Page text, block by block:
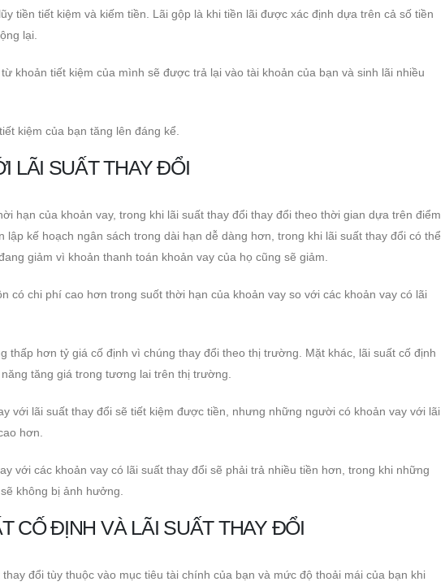
tiền tiết kiệm và kiếm tiền. Lãi gộp là khi tiền lãi được xác định dựa trên cả số tiền
lại.
khoản tiết kiệm của mình sẽ được trả lại vào tài khoản của bạn và sinh lãi nhiều
kiệm của bạn tăng lên đáng kể.
LÃI SUẤT THAY ĐỔI
hạn của khoản vay, trong khi lãi suất thay đổi thay đổi theo thời gian dựa trên điểm
lập kế hoạch ngân sách trong dài hạn dễ dàng hơn, trong khi lãi suất thay đổi có thể
giảm vì khoản thanh toán khoản vay của họ cũng sẽ giảm.
có chi phí cao hơn trong suốt thời hạn của khoản vay so với các khoản vay có lãi
thấp hơn tỷ giá cố định vì chúng thay đổi theo thị trường. Mặt khác, lãi suất cố định
tăng giá trong tương lai trên thị trường.
với lãi suất thay đổi sẽ tiết kiệm được tiền, nhưng những người có khoản vay với lãi
hơn.
với các khoản vay có lãi suất thay đổi sẽ phải trả nhiều tiền hơn, trong khi những
không bị ảnh hưởng.
CỐ ĐỊNH VÀ LÃI SUẤT THAY ĐỔI
đổi tùy thuộc vào mục tiêu tài chính của bạn và mức độ thoải mái của bạn khi